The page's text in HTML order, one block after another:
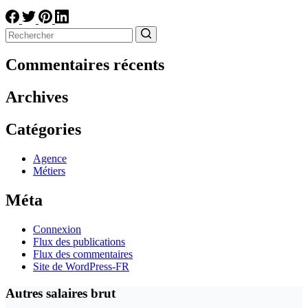
résultat
Commentaires récents
Archives
Catégories
Agence
Métiers
Méta
Connexion
Flux des publications
Flux des commentaires
Site de WordPress-FR
Autres salaires brut